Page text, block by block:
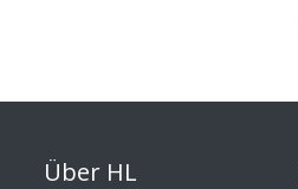
Über HL